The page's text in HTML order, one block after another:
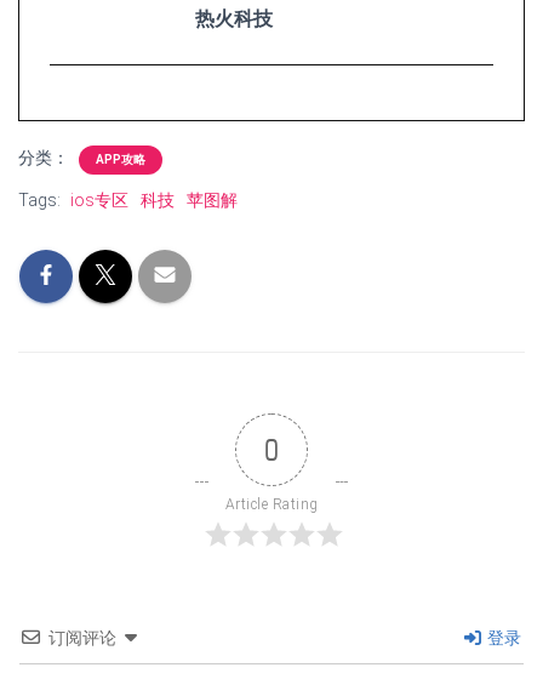
热火科技
分类： APP攻略
Tags: ios专区 科技 苹图解
0
Article Rating
订阅评论 登录